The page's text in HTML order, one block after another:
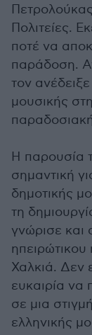
Πολιτείες.
ποτέ να
παράδοση.
τον
μουσικής
Η παρουσία
σημαντική
δημοτικής
τη
γνώρισε και
Χαλκιά. Δεν
ευκαιρία να
σε μια
ελληνικής